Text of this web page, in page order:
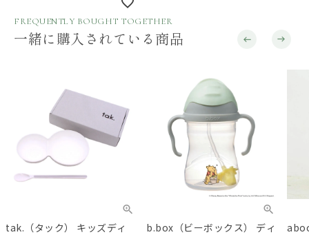
FREQUENTLY BOUGHT TOGETHER
一緒に購入されている商品
tak.（タック） キッズディ
b.box（ビーボックス） ディ